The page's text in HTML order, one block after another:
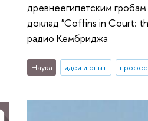
древнеегипетским
доклад "Coffins in Court:
радио Кембриджа
Наука идеи и опыт